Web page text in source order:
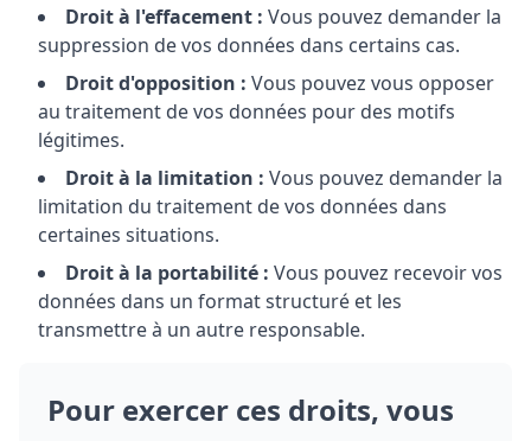
Droit à l'effacement : Vous pouvez demander la
suppression de vos données dans certains cas.
Droit d'opposition : Vous pouvez vous opposer
au traitement de vos données pour des motifs
légitimes.
Droit à la limitation : Vous pouvez demander la
limitation du traitement de vos données dans
certaines situations.
Droit à la portabilité : Vous pouvez recevoir vos
données dans un format structuré et les
transmettre à un autre responsable.
Pour exercer ces droits, vous